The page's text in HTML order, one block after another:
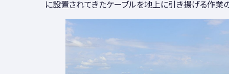
に設置されてきたケーブルを地上に引き揚げる作業